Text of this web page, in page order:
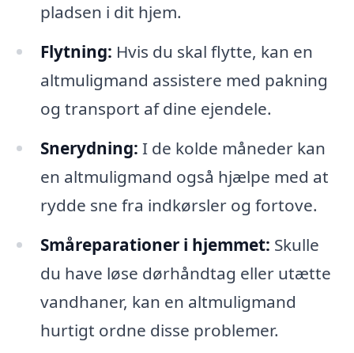
pladsen i dit hjem.
Flytning: Hvis du skal flytte, kan en
altmuligmand assistere med pakning
og transport af dine ejendele.
Snerydning: I de kolde måneder kan
en altmuligmand også hjælpe med at
rydde sne fra indkørsler og fortove.
Småreparationer i hjemmet: Skulle
du have løse dørhåndtag eller utætte
vandhaner, kan en altmuligmand
hurtigt ordne disse problemer.